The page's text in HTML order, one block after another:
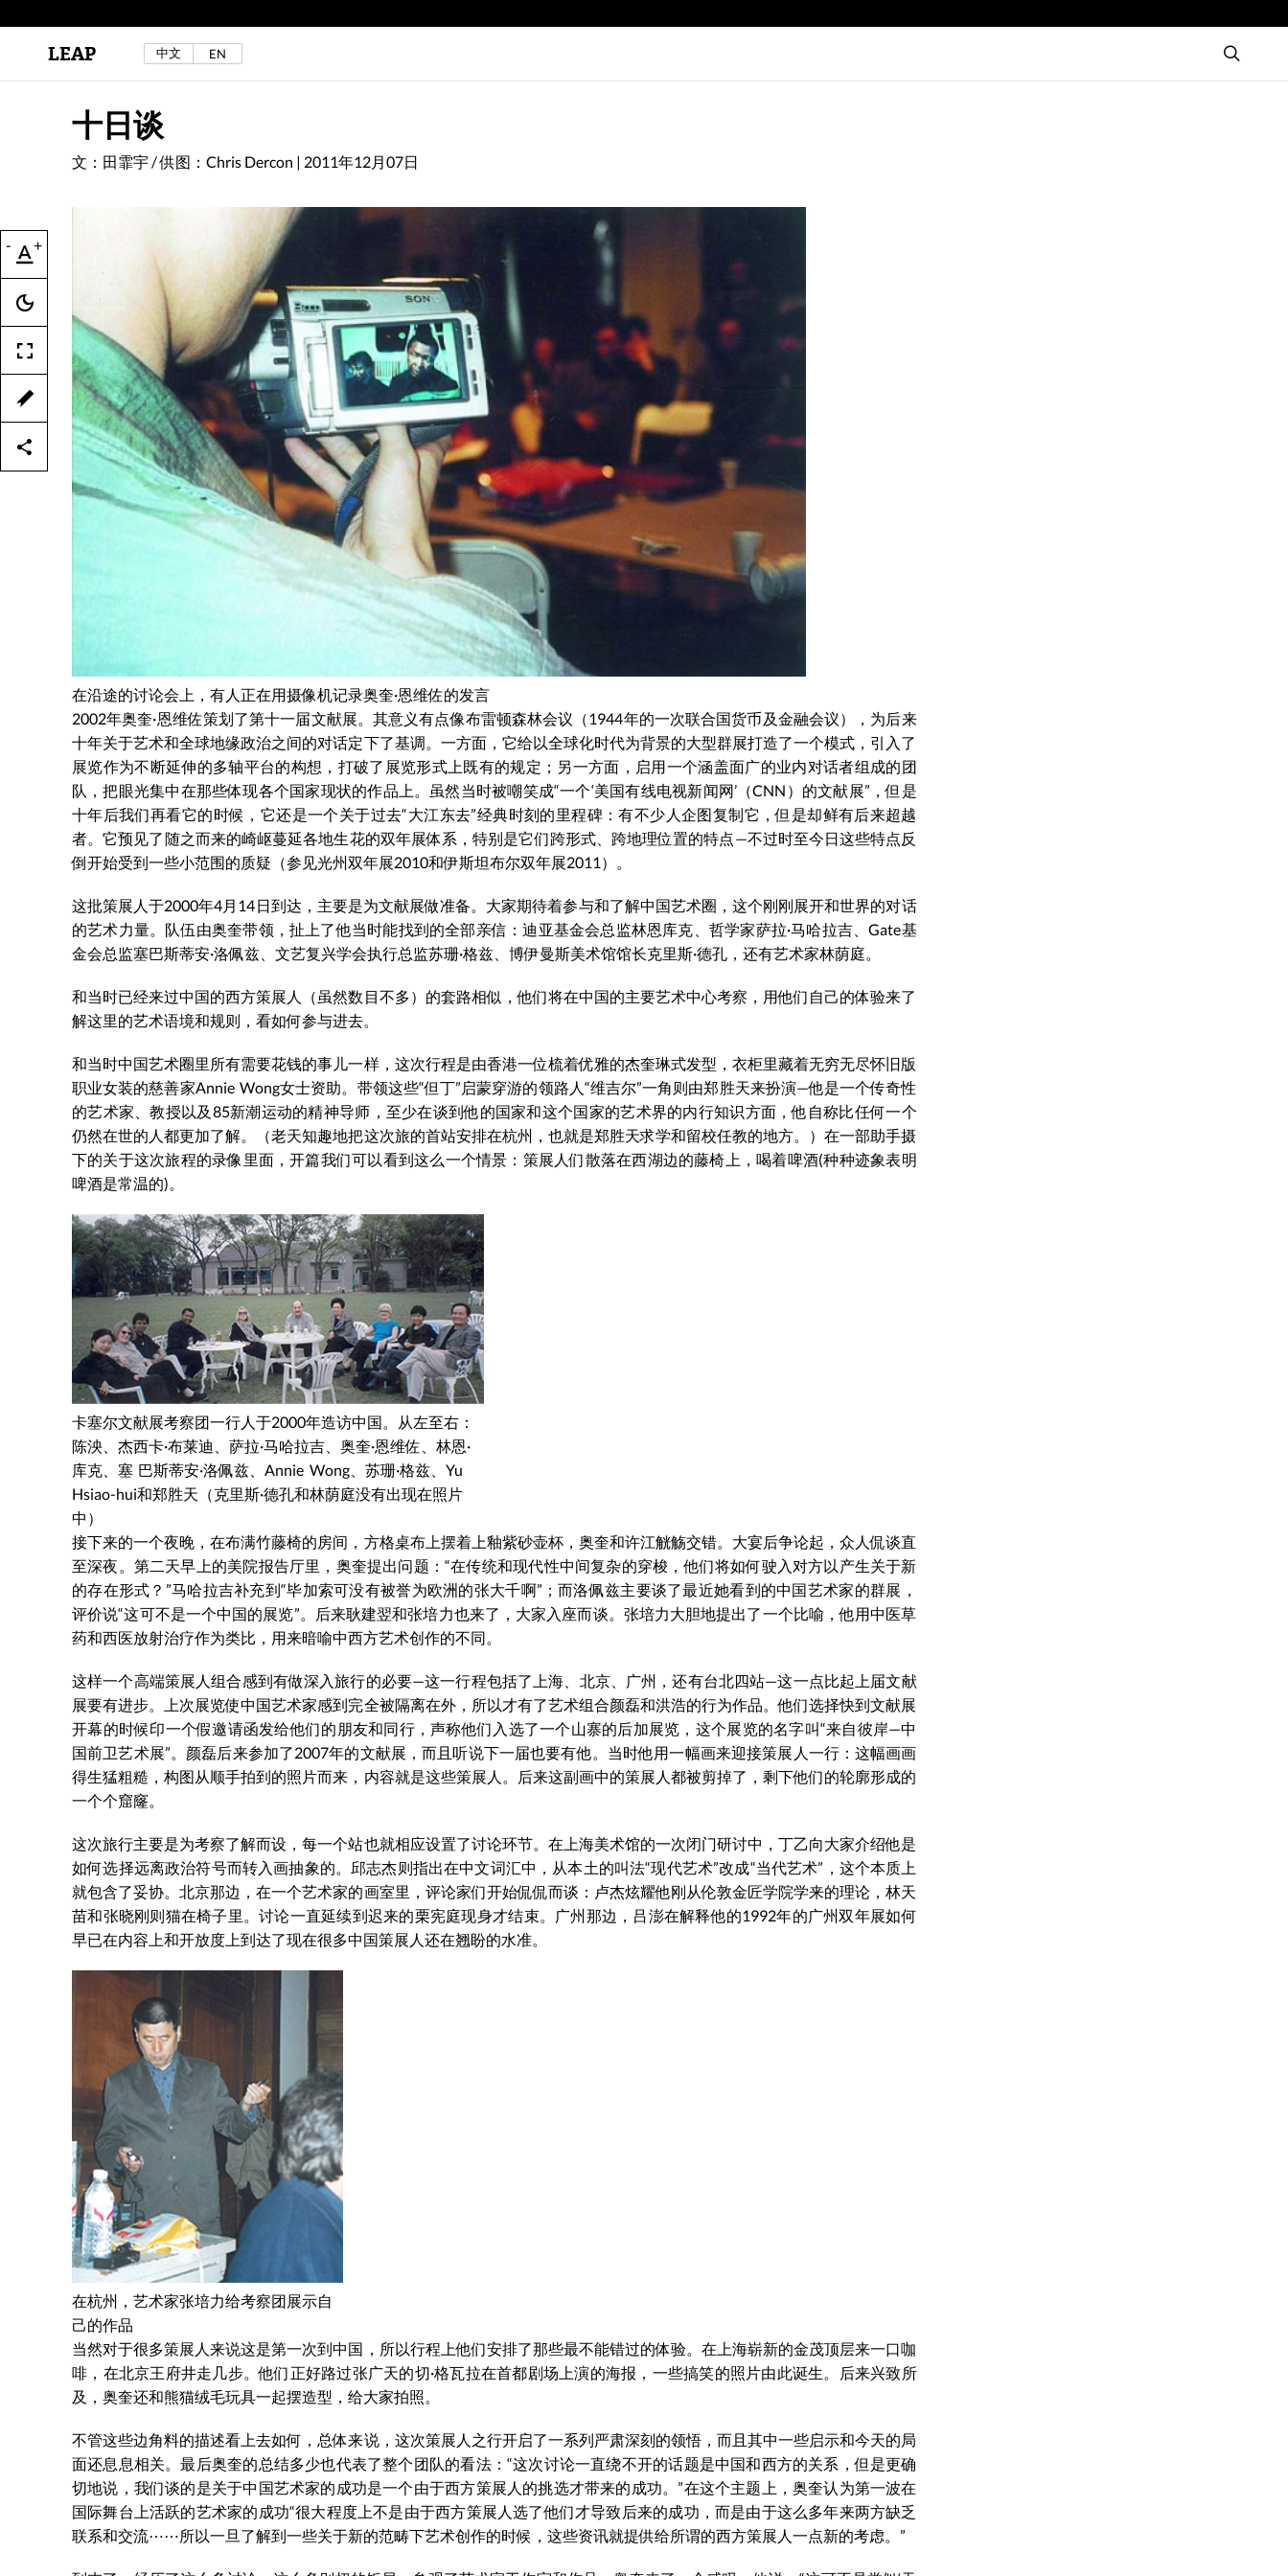
区秀诒与陈侑汝，《噩梦摇摆》，2024年。
LEAP 中文 EN
- +
十日谈
文：田霏宇 / 供图：Chris Dercon | 2011年12月07日
在沿途的讨论会上，有人正在用摄像机记录奥奎·恩维佐的发言
2002年奥奎·恩维佐策划了第十一届文献展。其意义有点像布雷顿森林会议（1944年的一次联合国货币及金融会议），为后来
十年关于艺术和全球地缘政治之间的对话定下了基调。一方面，它给以全球化时代为背景的大型群展打造了一个模式，引入了
展览作为不断延伸的多轴平台的构想，打破了展览形式上既有的规定；另一方面，启用一个涵盖面广的业内对话者组成的团
队，把眼光集中在那些体现各个国家现状的作品上。虽然当时被嘲笑成“一个‘美国有线电视新闻网’（CNN）的文献展”，但是
十年后我们再看它的时候，它还是一个关于过去“大江东去”经典时刻的里程碑：有不少人企图复制它，但是却鲜有后来超越
者。它预见了随之而来的崎岖蔓延各地生花的双年展体系，特别是它们跨形式、跨地理位置的特点—不过时至今日这些特点反
倒开始受到一些小范围的质疑（参见光州双年展2010和伊斯坦布尔双年展2011）。
这批策展人于2000年4月14日到达，主要是为文献展做准备。大家期待着参与和了解中国艺术圈，这个刚刚展开和世界的对话
的艺术力量。队伍由奥奎带领，扯上了他当时能找到的全部亲信：迪亚基金会总监林恩库克、哲学家萨拉·马哈拉吉、Gate基
金会总监塞巴斯蒂安·洛佩兹、文艺复兴学会执行总监苏珊·格兹、博伊曼斯美术馆馆长克里斯·德孔，还有艺术家林荫庭。
和当时已经来过中国的西方策展人（虽然数目不多）的套路相似，他们将在中国的主要艺术中心考察，用他们自己的体验来了
解这里的艺术语境和规则，看如何参与进去。
和当时中国艺术圈里所有需要花钱的事儿一样，这次行程是由香港一位梳着优雅的杰奎琳式发型，衣柜里藏着无穷无尽怀旧版
职业女装的慈善家Annie Wong女士资助。带领这些“但丁”启蒙穿游的领路人“维吉尔”一角则由郑胜天来扮演—他是一个传奇性
的艺术家、教授以及85新潮运动的精神导师，至少在谈到他的国家和这个国家的艺术界的内行知识方面，他自称比任何一个
仍然在世的人都更加了解。（老天知趣地把这次旅的首站安排在杭州，也就是郑胜天求学和留校任教的地方。）在一部助手摄
下的关于这次旅程的录像里面，开篇我们可以看到这么一个情景：策展人们散落在西湖边的藤椅上，喝着啤酒(种种迹象表明
啤酒是常温的)。
卡塞尔文献展考察团一行人于2000年造访中国。从左至右：
陈泱、杰西卡·布莱迪、萨拉·马哈拉吉、奥奎·恩维佐、林恩·
库克、塞 巴斯蒂安·洛佩兹、Annie Wong、苏珊·格兹、Yu
Hsiao-hui和郑胜天（克里斯·德孔和林荫庭没有出现在照片
中）
接下来的一个夜晚，在布满竹藤椅的房间，方格桌布上摆着上釉紫砂壶杯，奥奎和许江觥觞交错。大宴后争论起，众人侃谈直
至深夜。第二天早上的美院报告厅里，奥奎提出问题：“在传统和现代性中间复杂的穿梭，他们将如何驶入对方以产生关于新
的存在形式？”马哈拉吉补充到“毕加索可没有被誉为欧洲的张大千啊”；而洛佩兹主要谈了最近她看到的中国艺术家的群展，
评价说“这可不是一个中国的展览”。后来耿建翌和张培力也来了，大家入座而谈。张培力大胆地提出了一个比喻，他用中医草
药和西医放射治疗作为类比，用来暗喻中西方艺术创作的不同。
这样一个高端策展人组合感到有做深入旅行的必要—这一行程包括了上海、北京、广州，还有台北四站—这一点比起上届文献
展要有进步。上次展览使中国艺术家感到完全被隔离在外，所以才有了艺术组合颜磊和洪浩的行为作品。他们选择快到文献展
开幕的时候印一个假邀请函发给他们的朋友和同行，声称他们入选了一个山寨的后加展览，这个展览的名字叫“来自彼岸—中
国前卫艺术展”。颜磊后来参加了2007年的文献展，而且听说下一届也要有他。当时他用一幅画来迎接策展人一行：这幅画画
得生猛粗糙，构图从顺手拍到的照片而来，内容就是这些策展人。后来这副画中的策展人都被剪掉了，剩下他们的轮廓形成的
一个个窟窿。
这次旅行主要是为考察了解而设，每一个站也就相应设置了讨论环节。在上海美术馆的一次闭门研讨中，丁乙向大家介绍他是
如何选择远离政治符号而转入画抽象的。邱志杰则指出在中文词汇中，从本土的叫法“现代艺术”改成“当代艺术”，这个本质上
就包含了妥协。北京那边，在一个艺术家的画室里，评论家们开始侃侃而谈：卢杰炫耀他刚从伦敦金匠学院学来的理论，林天
苗和张晓刚则猫在椅子里。讨论一直延续到迟来的栗宪庭现身才结束。广州那边，吕澎在解释他的1992年的广州双年展如何
早已在内容上和开放度上到达了现在很多中国策展人还在翘盼的水准。
在杭州，艺术家张培力给考察团展示自
己的作品
当然对于很多策展人来说这是第一次到中国，所以行程上他们安排了那些最不能错过的体验。在上海崭新的金茂顶层来一口咖
啡，在北京王府井走几步。他们正好路过张广天的切·格瓦拉在首都剧场上演的海报，一些搞笑的照片由此诞生。后来兴致所
及，奥奎还和熊猫绒毛玩具一起摆造型，给大家拍照。
不管这些边角料的描述看上去如何，总体来说，这次策展人之行开启了一系列严肃深刻的领悟，而且其中一些启示和今天的局
面还息息相关。最后奥奎的总结多少也代表了整个团队的看法：“这次讨论一直绕不开的话题是中国和西方的关系，但是更确
切地说，我们谈的是关于中国艺术家的成功是一个由于西方策展人的挑选才带来的成功。”在这个主题上，奥奎认为第一波在
国际舞台上活跃的艺术家的成功“很大程度上不是由于西方策展人选了他们才导致后来的成功，而是由于这么多年来两方缺乏
联系和交流⋯⋯所以一旦了解到一些关于新的范畴下艺术创作的时候，这些资讯就提供给所谓的西方策展人一点新的考虑。”